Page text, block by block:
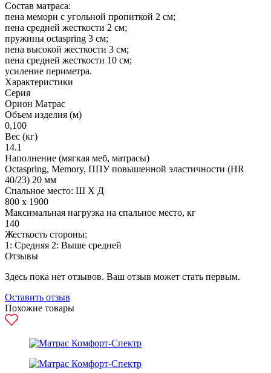
Состав матраса:
пена мемори с угольной пропиткой 2 см;
пена средней жесткости 2 см;
пружины octaspring 3 см;
пена высокой жесткости 3 см;
пена средней жесткости 10 см;
усиление периметра.
Характеристики
Серия
Орион Матрас
Объем изделия (м)
0,100
Вес (кг)
14.1
Наполнение (мягкая меб, матрасы)
Octaspring, Memory, ППУ повышенной эластичности (HR
40/23) 20 мм
Спальное место: Ш Х Д
800 х 1900
Максимальная нагрузка на спальное место, кг
140
Жесткость стороны:
1: Средняя 2: Выше средней
Отзывы
Здесь пока нет отзывов. Ваш отзыв может стать первым.
Оставить отзыв
Похожие товары